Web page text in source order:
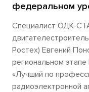
федеральном
Специалист ОДК-
Ростех) Евгений
региональном
«Лучший по
радиоэлектронной